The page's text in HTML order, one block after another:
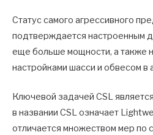
Статус самого агрессивного
подтверждается настроенным
еще больше мощности, а также
настройками шасси и обвесом в
Ключевой задачей CSL
в названии CSL означает
отличается множеством мер по